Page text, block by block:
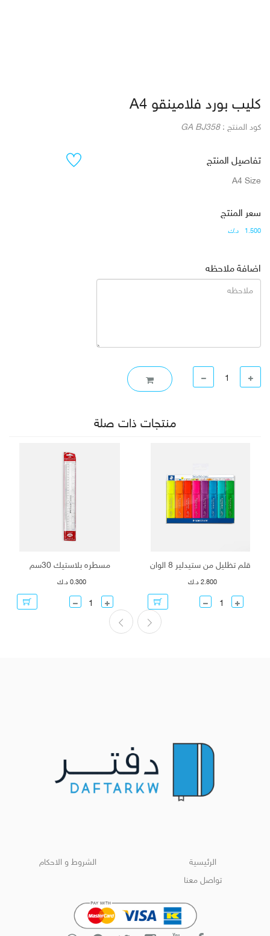
كليب بورد فلامينقو A4
كود المنتج :GA BJ358
تفاصيل المنتج
A4 Size
سعر المنتج
1.500 د.ك
اضافة ملاحظه
منتجات ذات صلة
قلم تظليل من ستيدلير 8 الوان
2.800 د.ك
مسطره بلاستيك 30سم
0.300 د.ك
الرئيسية
تواصل معنا
الشروط و الاحكام